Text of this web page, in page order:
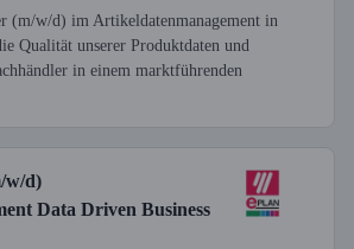
(m/w/d) im Artikeldatenmanagement in
Qualität unserer Produktdaten und
in einem marktführenden
w/d)
Data Driven Business